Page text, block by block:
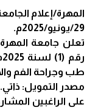
المهرة/إعلام
29/يونيو/2025م.
تعلن جامعة
طب وجراحة الفم
مصدر التمويل: ذاتي.
على الراغبين